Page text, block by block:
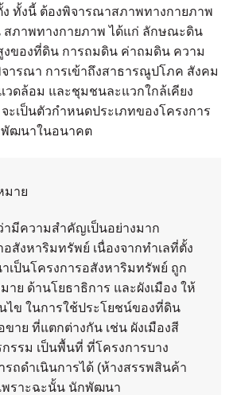
ทั้งนี้ ต้องพิจารณาสภาพทางกายภาพ
สภาพทางกายภาพ ได้แก่ ลักษณะดิน
ของที่ดิน การถมดิน ค่าถมดิน ความ
ารณา การเข้าถึงสาธารณูปโภค สังคม
ดล้อม และชุมชนละแวกใกล้เคียง
ะเป็นตัวกำหนดประเภทของโครงการ
พัฒนาในอนาคต
มาย
มีความสำคัญเป็นอย่างมาก
สังหาริมทรัพย์ เนื่องจากทำเลที่ตั้ง
เป็นโครงการอสังหาริมทรัพย์ ถูก
ย ด้านโยธาธิการ และผังเมือง ให้
ไข ในการใช้ประโยชน์ของที่ดิน
าย ที่แตกต่างกัน เช่น ผังเมืองสี
กรรม เป็นพื้นที่ ที่โครงการบาง
รถดำเนินการได้ (ห้างสรรพสินค้า
พราะฉะนั้น นักพัฒนา